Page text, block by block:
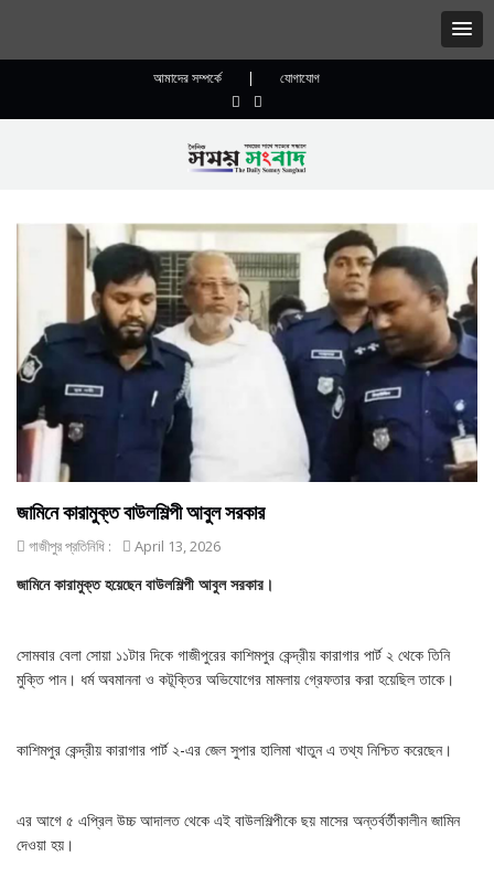
আমাদের সম্পর্কে | যোগাযোগ
জামিনে কারামুক্ত বাউলশিল্পী আবুল সরকার
গাজীপুর প্রতিনিধি : April 13, 2026
জামিনে কারামুক্ত হয়েছেন বাউলশিল্পী আবুল সরকার।
সোমবার বেলা সোয়া ১১টার দিকে গাজীপুরের কাশিমপুর কেন্দ্রীয় কারাগার পার্ট ২ থেকে তিনি
মুক্তি পান। ধর্ম অবমাননা ও কটূক্তির অভিযোগের মামলায় গ্রেফতার করা হয়েছিল তাকে।
কাশিমপুর কেন্দ্রীয় কারাগার পার্ট ২-এর জেল সুপার হালিমা খাতুন এ তথ্য নিশ্চিত করেছেন।
এর আগে ৫ এপ্রিল উচ্চ আদালত থেকে এই বাউলশিল্পীকে ছয় মাসের অন্তর্বর্তীকালীন জামিন
দেওয়া হয়।